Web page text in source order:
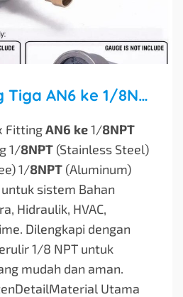
Nepel Cabang Tiga AN6 ke 1/8NPT 8mm Gauge Indikator Kombinasi
FittingAN6 ke1/8NPT
1/8NPT (Stainless Steel)
1/8NPT (Aluminum)
sistem Bahan
Hidraulik, HVAC,
Dilengkapi dengan
1/8 NPT untuk
mudah dan aman.
Utama